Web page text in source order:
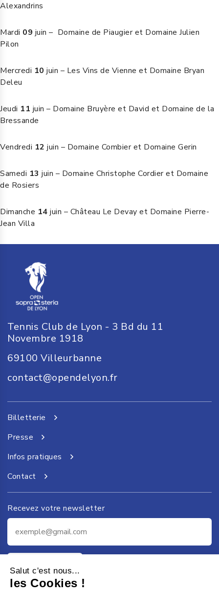
Salut c'est nous...
les Cookies !
Alexandrins
Mardi 09 juin – Domaine de Piaugier et Domaine Julien
Pilon
Mercredi 10 juin – Les Vins de Vienne et Domaine Bryan
Deleu
Jeudi 11 juin – Domaine Bruyère et David et Domaine de la
Bressande
Vendredi 12 juin – Domaine Combier et Domaine Gerin
Samedi 13 juin – Domaine Christophe Cordier et Domaine
de Rosiers
Dimanche 14 juin – Château Le Devay et Domaine Pierre-
Jean Villa
Tennis Club de Lyon - 3 Bd du 11
Novembre 1918
69100 Villeurbanne
contact@opendelyon.fr
Billetterie
Presse
Infos pratiques
Contact
Recevez votre newsletter
Je m'inscris